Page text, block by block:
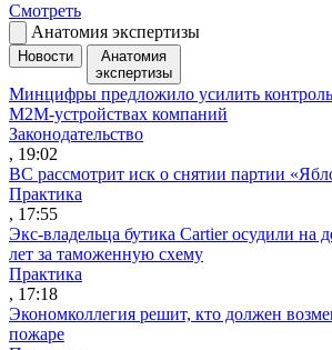
Смотреть
Анатомия экспертизы
Новости
Анатомия
экспертизы
Минцифры предложило усилить
M2M-устройствах компаний
Законодательство
, 19:02
ВС рассмотрит иск о снятии партии
Практика
, 17:55
Экс-владельца бутика Cartier осудили на
лет за таможенную схему
Практика
, 17:18
Экономколлегия решит, кто должен
пожаре